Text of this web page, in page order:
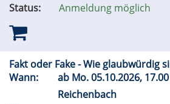
Status:
Anmeldung möglich
Fakt oder Fake - Wie glaubwürdig
Wann:
ab Mo.05.10.2026,
Reichenbach